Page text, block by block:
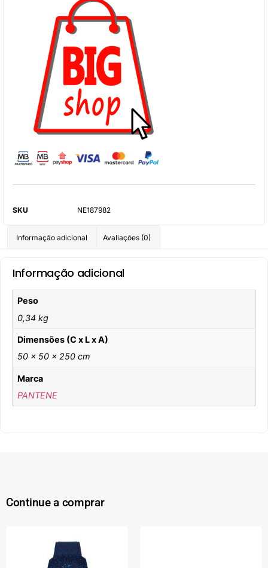
SKU NE187982
Informação adicional Avaliações (0)
Informação adicional
Peso
0,34 kg
Dimensões (C x L x A)
50 × 50 × 250 cm
Marca
PANTENE
Continue a comprar